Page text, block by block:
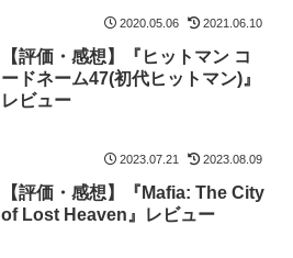
2020.05.06 2021.06.10
【評価・感想】『ヒットマン コ
ードネーム47(初代ヒットマン)』
レビュー
2023.07.21 2023.08.09
【評価・感想】『Mafia: The City
of Lost Heaven』レビュー